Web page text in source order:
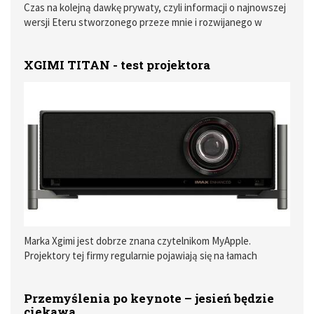
Czas na kolejną dawkę prywaty, czyli informacji o najnowszej
wersji Eteru stworzonego przeze mnie i rozwijanego w
w App Store jak i w sklepie Google Play.
XGIMI TITAN - test projektora
Marka Xgimi jest dobrze znana czytelnikom MyApple.
Projektory tej firmy regularnie pojawiają się na łamach
wzornictwem. Do tej pory miałem okazję testować różne
Przemyślenia po keynote – jesień będzie